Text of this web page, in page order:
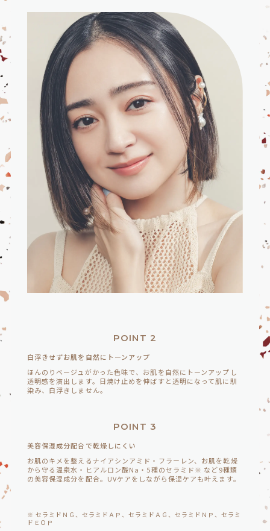
POINT 2
白浮きせずお肌を自然にトーンアップ
ほんのりベージュがかった色味で、お肌を自然にトーンアップし
透明感を演出します。日焼け止めを伸ばすと透明になって肌に馴
染み、白浮きしません。
POINT 3
美容保湿成分配合で乾燥しにくい
お肌のキメを整えるナイアシンアミド・フラーレン、お肌を乾燥
から守る温泉水・ヒアルロン酸Na・5種のセラミド※ など9種類
の美容保湿成分を配合。UVケアをしながら保湿ケアも叶えます。
※ セラミドＮＧ、セラミドＡＰ、セラミドＡＧ、セラミドＮＰ、セラミ
ドＥＯＰ